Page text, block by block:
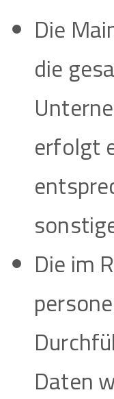
Die
die
erfolgt
Die im
Daten